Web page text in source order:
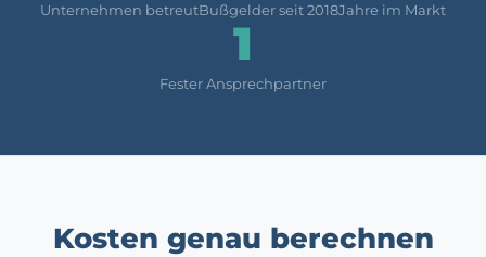
Unternehmen betreutBußgelder seit 2018Jahre im Markt
1
Fester Ansprechpartner
Kosten genau berechnen